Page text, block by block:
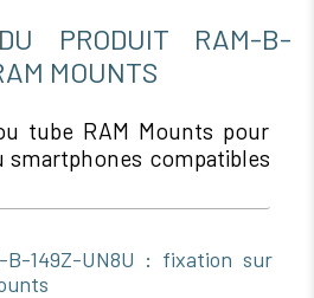
PRODUIT RAM-B-
MOUNTS
tube RAM Mounts pour
smartphones compatibles
B-149Z-UN8U : fixation sur